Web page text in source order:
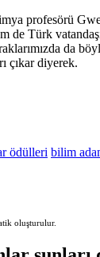
profesörü
de Türk
da
çıkar diyerek.
ödülleri bilim
oluşturulur.